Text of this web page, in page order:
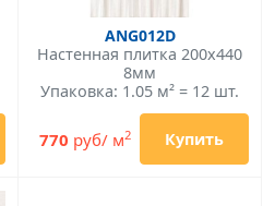
ANG012D
Настенная плитка 200x440
8мм
Упаковка: 1.05 м² = 12 шт.
770 руб/ м2 Купить